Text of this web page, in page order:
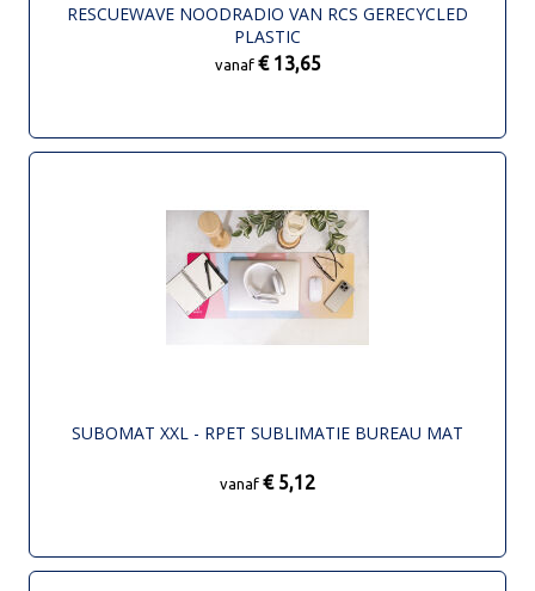
RESCUEWAVE NOODRADIO VAN RCS GERECYCLED
PLASTIC
vanaf € 13,65
SUBOMAT XXL - RPET SUBLIMATIE BUREAU MAT
vanaf € 5,12